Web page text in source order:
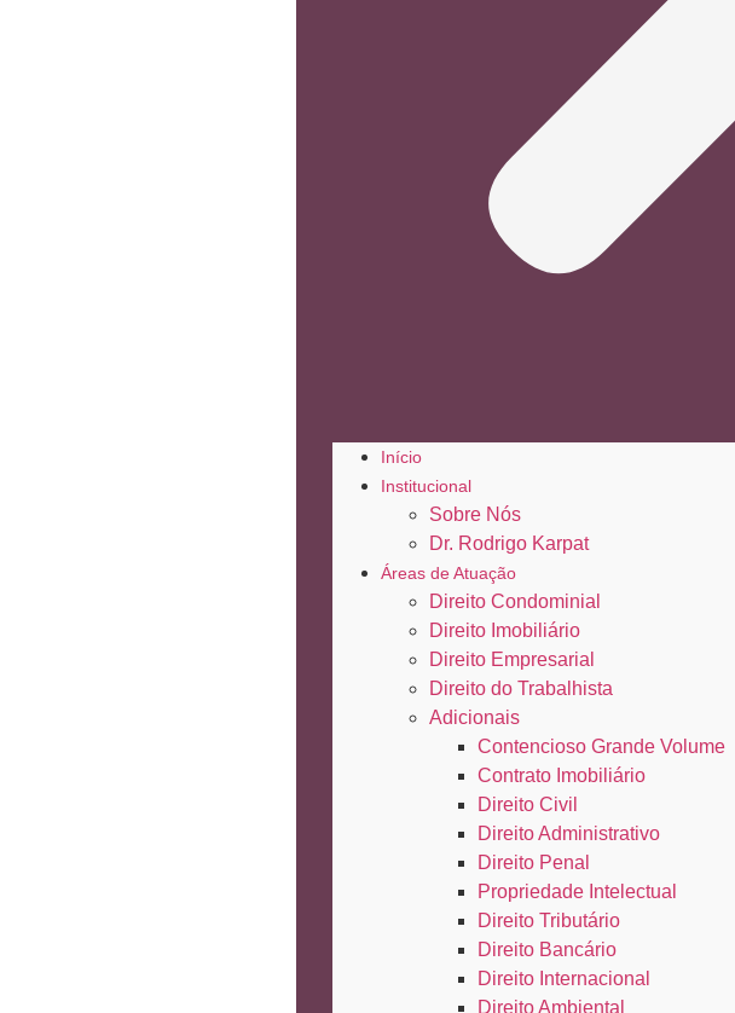
Início
Institucional
Sobre Nós
Dr. Rodrigo Karpat
Áreas de Atuação
Direito Condominial
Direito Imobiliário
Direito Empresarial
Direito do Trabalhista
Adicionais
Contencioso Grande Volume
Contrato Imobiliário
Direito Civil
Direito Administrativo
Direito Penal
Propriedade Intelectual
Direito Tributário
Direito Bancário
Direito Internacional
Direito Ambiental